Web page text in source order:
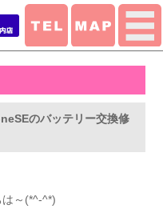
のバッテリー交換修
～(*^-^*)